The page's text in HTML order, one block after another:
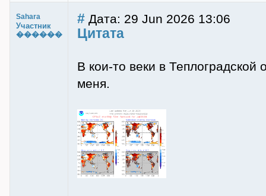
Sahara
Участник
������
# Дата: 29 Jun 2026 13:06
Цитата
В кои-то веки в
меня.